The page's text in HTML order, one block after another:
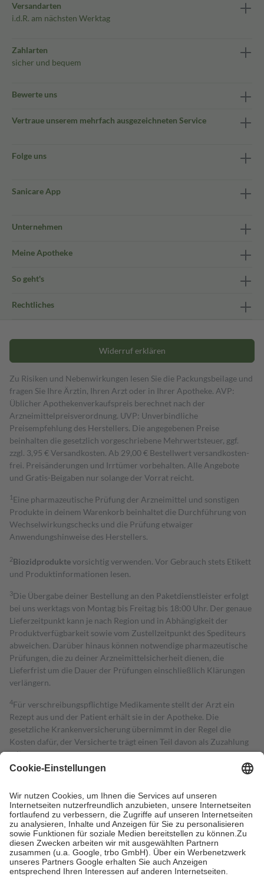
Versandarten
i.d.R. am nächsten Werktag
Zahlarten
sicher und bequem
Bewerte uns
Vertraue unserem mehrfach ausgezeichneten Service
Folge uns
Sanicare App
Unternehmen
Meine Apotheke
So geht's
Rechtliches
Widerruf erklären
Zu Risiken und Nebenwirkungen lesen Sie die Packungsbeilage und
fragen Sie Ihre Ärztin, Ihren Arzt oder in Ihrer Apotheke. AVP:
Üblicher Apothekenverkaufspreis berechnet nach der
Arzneimittelpreisverordnung. UVP: Unverbindliche
Preisempfehlung des Herstellers. Die angegebenen Preise
beinhalten die gesetzlich vorgeschriebene Mehrwertsteuer, ggf.
zzgl. 3,95 € Versandkosten. Ab 29,00 € Bestell­wert versand­kosten­
frei. Preisänderungen und Irrtümer vorbehalten. Alle Angebote
und Gratis-Beigaben nur solange der Vorrat reicht.
1 Eine pharmazeutische Prüfung der Arzneimittel und sonstigen
Produkte in deinem Warenkorb beinhaltet die Durchführung von
Wechselwirkungschecks und die Prüfung etwaiger
Anwendungshinweise des Herstellers.
2Biozidproduktevorsichtig verwenden. Vor Gebrauch stets Etikett
und Produktinformationen lesen.
3Die Übergabe deiner Bestellung an den Paketdienstleister erfolgt
bei uns werktags von Montag bis Freitag bis 18:00 Uhr. Der genaue
Lieferzeitpunkt kann je nach Region und in Abhängigkeit der
Produktverfügbarkeit sowie vom Zustellzeitpunkt des Spediteurs
abweichen. Darüber hinaus können notwendige pharmazeutische
Prüfungen, die zu deiner Arzneimittelsicherheit dienen, die
Lieferfrist um die Dauer der Prüfungen einschließlich Klärungen
verlängern.
4Für verschreibungspflichtige Medikamente stellt der Arzt ein
Rezept aus und der Patient erhält sie in der Apotheke. Die
gesetzliche Krankenversicherung übernimmt in der Regel die
Kosten dafür, der Versicherte trägt einen Teil davon als Zuzahlung
mit.
Grundsätzlich leisten Mitglieder Zuzahlungen in Höhe von zehn
höchstens zehn Euro.
Es sind jedoch nie mehr als die tatsächlichen
Kosten der Leistung zu entrichten.
Diese Regeln gelten grundsätzlich auch für Online-Apotheken.
Bei Heilmitteln und häuslicher Krankenpflege beträgt die
Zuzahlung zehn Prozent der Kosten sowie zehn Euro je
Verordnung.
Um das Engagement der Versicherten für ihre eigene Gesundheit zu
stärken und die besondere Stellung der Familie zu unterstützen,